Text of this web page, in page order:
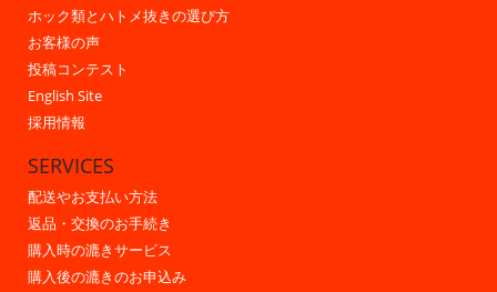
ホック類とハトメ抜きの選び方
お客様の声
投稿コンテスト
English Site
採用情報
SERVICES
配送やお支払い方法
返品・交換のお手続き
購入時の漉きサービス
購入後の漉きのお申込み